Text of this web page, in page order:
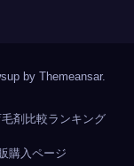
by Themeansar.
剤比較ランキング
購入ページ